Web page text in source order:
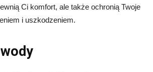
Ci komfort, ale także ochronią Twoje
i uszkodzeniem.